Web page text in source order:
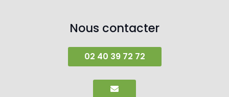
Nous contacter
02 40 39 72 72